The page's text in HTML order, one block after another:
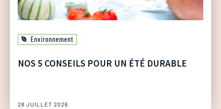
Environnement
NOS 5 CONSEILS POUR UN ÉTÉ DURABLE
28 JUILLET 2026